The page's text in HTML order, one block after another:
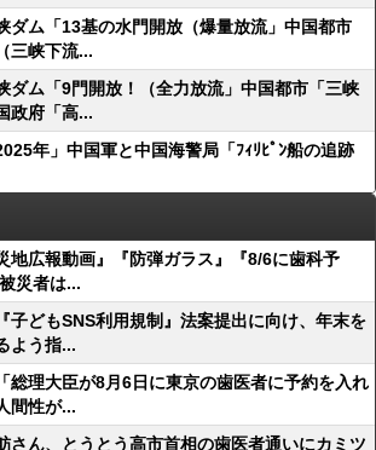
ダム「13基の水門開放（爆量放流」中国都市
三峡下流...
ダム「9門開放！（全力放流」中国都市「三峡
政府「高...
年」中国軍と中国海警局「ﾌｨﾘﾋﾟﾝ船の追跡
地広報動画』『防弾ガラス』『8/6に歯科予
災者は...
子どもSNS利用規制』法案提出に向け、年末を
よう指...
総理大臣が8月6日に東京の歯医者に予約を入れ
間性が...
さん、とうとう高市首相の歯医者通いにカミツ